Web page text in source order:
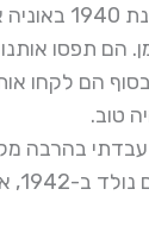
הם תפסו
הם לקחו
טוב.
בהרבה